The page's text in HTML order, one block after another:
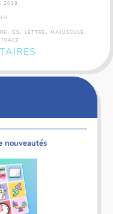
2018
, GS, LETTRE , MAJUSCULE ,
TRACÉ
nouveautés